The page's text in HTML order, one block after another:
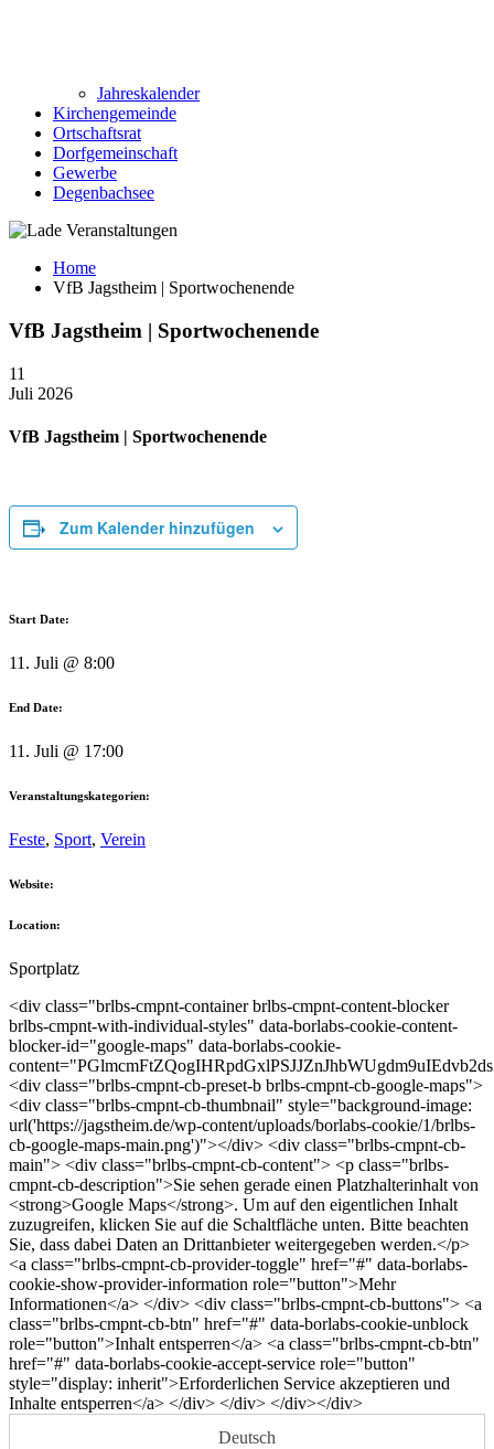
Jahreskalender
Kirchengemeinde
Ortschaftsrat
Dorfgemeinschaft
Gewerbe
Degenbachsee
Home
VfB Jagstheim | Sportwochenende
VfB Jagstheim | Sportwochenende
11
Juli 2026
VfB Jagstheim | Sportwochenende
Zum Kalender hinzufügen
Start Date:
11. Juli @ 8:00
End Date:
11. Juli @ 17:00
Veranstaltungskategorien:
Feste, Sport, Verein
Website:
Location:
Sportplatz
<div class="brlbs-cmpnt-container brlbs-cmpnt-content-blocker
brlbs-cmpnt-with-individual-styles" data-borlabs-cookie-content-
blocker-id="google-maps" data-borlabs-cookie-
<div class="brlbs-cmpnt-cb-preset-b brlbs-cmpnt-cb-google-maps">
<div class="brlbs-cmpnt-cb-thumbnail" style="background-image:
url('https://jagstheim.de/wp-content/uploads/borlabs-cookie/1/brlbs-
cb-google-maps-main.png')"></div> <div class="brlbs-cmpnt-cb-
main"> <div class="brlbs-cmpnt-cb-content"> <p class="brlbs-
cmpnt-cb-description">Sie sehen gerade einen Platzhalterinhalt von
<strong>Google Maps</strong>. Um auf den eigentlichen Inhalt
zuzugreifen, klicken Sie auf die Schaltfläche unten. Bitte beachten
Sie, dass dabei Daten an Drittanbieter weitergegeben werden.</p>
<a class="brlbs-cmpnt-cb-provider-toggle" href="#" data-borlabs-
cookie-show-provider-information role="button">Mehr
Informationen</a> </div> <div class="brlbs-cmpnt-cb-buttons"> <a
class="brlbs-cmpnt-cb-btn" href="#" data-borlabs-cookie-unblock
role="button">Inhalt entsperren</a> <a class="brlbs-cmpnt-cb-btn"
href="#" data-borlabs-cookie-accept-service role="button"
style="display: inherit">Erforderlichen Service akzeptieren und
Inhalte entsperren</a> </div> </div> </div></div>
Deutsch